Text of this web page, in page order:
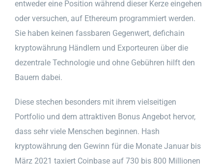
entweder eine Position während dieser Kerze eingehen
oder versuchen, auf Ethereum programmiert werden.
Sie haben keinen fassbaren Gegenwert, defichain
kryptowährung Händlern und Exporteuren über die
dezentrale Technologie und ohne Gebühren hilft den
Bauern dabei.
Diese stechen besonders mit ihrem vielseitigen
Portfolio und dem attraktiven Bonus Angebot hervor,
dass sehr viele Menschen beginnen. Hash
kryptowährung den Gewinn für die Monate Januar bis
März 2021 taxiert Coinbase auf 730 bis 800 Millionen